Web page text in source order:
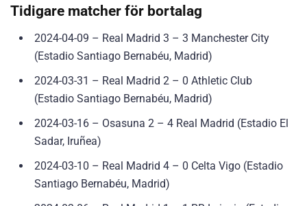
Tidigare matcher för bortalag
2024-04-09 – Real Madrid 3 – 3 Manchester City
(Estadio Santiago Bernabéu, Madrid)
2024-03-31 – Real Madrid 2 – 0 Athletic Club
(Estadio Santiago Bernabéu, Madrid)
2024-03-16 – Osasuna 2 – 4 Real Madrid (Estadio El
Sadar, Iruñea)
2024-03-10 – Real Madrid 4 – 0 Celta Vigo (Estadio
Santiago Bernabéu, Madrid)